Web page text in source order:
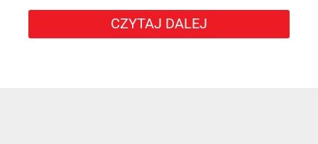
CZYTAJ DALEJ